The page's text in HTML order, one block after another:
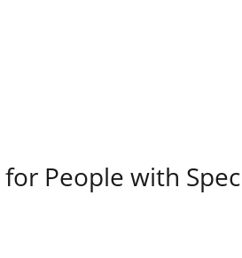
People with